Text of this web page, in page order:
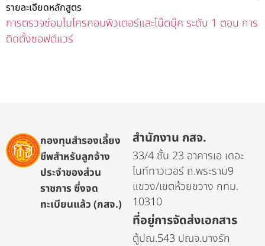
รายละเอียดหลักสูตร
การตรวจซ่อมไมโครคอมพิวเตอร์และโน๊ตบุ๊ค ระดับ 1 ตอน การ
ติดตั้งซอฟต์แวร์
กองทุนสำรองเลี้ยง
ชีพสำหรับลูกจ้าง
ประจำของส่วน
ราชการ ซึ่งจด
ทะเบียนแล้ว (กสจ.)
สำนักงาน กสจ.
33/4 ชั้น 23 อาคารเอ เดอะ
ไนท์ทาวเวอร์ ถ.พระราม9
แขวง/เขตห้วยขวาง กทม.
10310
ที่อยู่การจัดส่งเอกสาร
ตู้ปณ.543 ปณจ.บางรัก